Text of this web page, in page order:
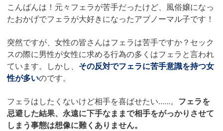
こんばんは！元々フェラが苦手だったけど、風俗嬢になっ
たおかげでフェラが大好きになったアブノーマル子です！
突然ですが、女性の皆さんはフェラは苦手ですか？セック
スの際に男性が女性に求める行為の多くはフェラと言われ
ています。しかし、 その反対でフェラに苦手意識を持つ女
性が多いのです。
フェラはしたくないけど相手を喜ばせたい......。 フェラを
忌避した結果、永遠に下手なままで相手をがっかりさせて
しまう事態は想像に難くありません。